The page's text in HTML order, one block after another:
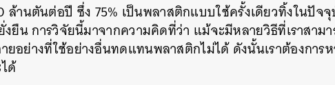
ล้านตันต่อปี ซึ่ง 75% เป็นพลาสติกแบบใช้ครั้งเดียวทิ้งในปัจ
งยืนการวิจัยนี้มาจากความคิดที่ว่า แม้จะมีหลายวิธีที่เราสาม
ยอย่างที่ใช้อย่างอื่นทดแทนพลาสติกไม่ได้ดังนั้นเราต้องการ
ด้